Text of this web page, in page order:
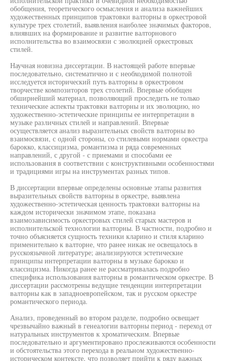
обобщения, теоретического осмысления и анализа важнейших
художественных принципов трактовки валторны в оркестровой
культуре трех столетий, выявления наиболее значимых факторов,
влиявших на формирование и развитие валторнового
исполнительства во взаимосвязи с эволюцией оркестровых
стилей.
Научная новизна диссертации. В настоящей работе впервые
последовательно, систематично и с необходимой полнотой
исследуется исторический путь валторны в оркестровом
творчестве композиторов трех столетий. Впервые обобщен
обширнейший материал, позволяющий проследить не только
технические аспекты трактовки валторны и их эволюцию, но
художественно-эстетические принципы ее интерпретации в
музыке различных стилей и направлений. Впервые
осуществляется анализ выразительных свойств валторны во
взаимосвязи, с одной стороны, со стилевыми нормами оркестра
барокко, классицизма, романтизма и ряда современных
направлений, с другой - с приемами и способами ее
использования в соответствии с конструктивными особенностями
и традициями игры на инструментах разных типов.
В диссертации впервые определены основные этапы развития
выразительных свойств валторны в оркестре, выявлена
художественно-эстетическая ценность трактовки валторны на
каждом исторически значимом этапе, показана
взаимозависимость оркестровых стилей старых мастеров и
исполнительской технологии валторны. В частности, подробно и
точно объясняется сущность техники кларино и стиля кларино
применительно к валторне, что ранее никак не освещалось в
русскоязычной литературе; анализируются эстетические
принципы интерпретации валторны в музыке барокко и
классицизма. Никогда ранее не рассматривалась подробно
специфика использования валторны в романтическом оркестре. В
диссертации рассмотрены ведущие тенденции интерпретации
валторны как в западноевропейском, так и русском оркестре
романтического периода.
Анализ, проведенный во втором разделе, подробно освещает
чрезвычайно важный в генеалогии валторны период - переход от
натуральных инструментов к хроматическим. Впервые
последовательно и аргументировано прослеживаются особенности
и обстоятельства этого перехода в реальном художественно-
историческом контексте, что позволяет прийти к ряду важных